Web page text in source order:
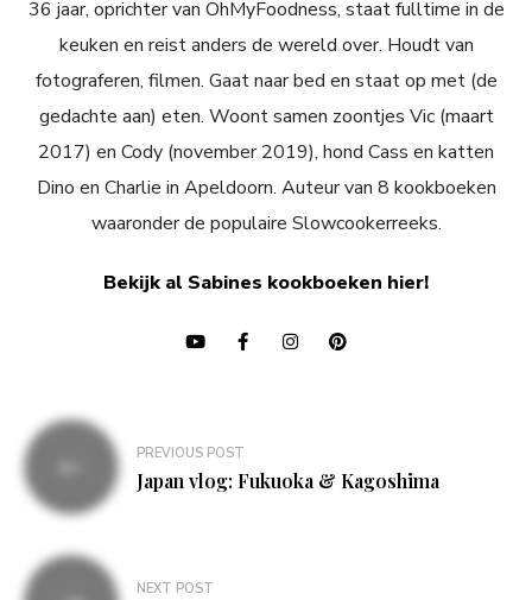
36 jaar, oprichter van OhMyFoodness, staat fulltime in de
keuken en reist anders de wereld over. Houdt van
fotograferen, filmen. Gaat naar bed en staat op met (de
gedachte aan) eten. Woont samen zoontjes Vic (maart
2017) en Cody (november 2019), hond Cass en katten
Dino en Charlie in Apeldoorn. Auteur van 8 kookboeken
waaronder de populaire Slowcookerreeks.
Bekijk al Sabines kookboeken hier!
Bericht
navigatie
PREVIOUS POST
Japan vlog: Fukuoka & Kagoshima
NEXT POST